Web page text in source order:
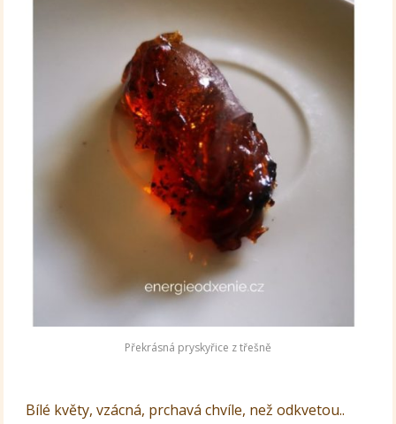
Překrásná pryskyřice z třešně
Bílé květy, vzácná, prchavá chvíle, než odkvetou..